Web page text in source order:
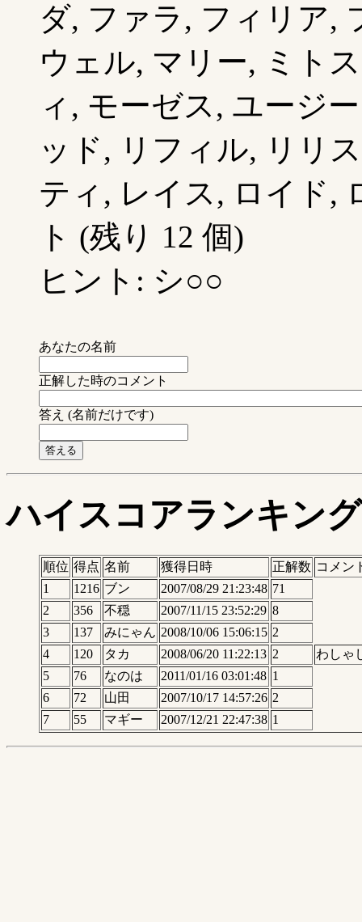
ダ, ファラ, フィリア,
ウェル, マリー, ミト
ィ, モーゼス, ユージ
ッド, リフィル, リリ
ティ, レイス, ロイド,
ト (残り 12 個)
ヒント: シ○○
あなたの名前
正解した時のコメント
答え (名前だけです)
ハイスコアランキング
順位 得点 名前 獲得日時 正解数 コメン
1
1216 ブン 2007/08/29 21:23:48 71
2
356 不穏 2007/11/15 23:52:29 8
3
137 みにゃん 2008/10/06 15:06:15 2
4
120 タカ 2008/06/20 11:22:13 2
わしゃ
5
76 なのは 2011/01/16 03:01:48 1
6
72 山田 2007/10/17 14:57:26 2
7
55 マギー 2007/12/21 22:47:38 1